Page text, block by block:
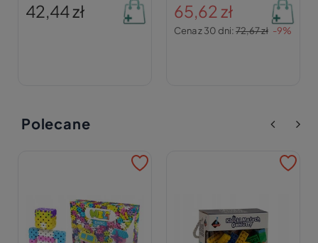
42,44 zł 65,62 zł
Cena z 30 dni:72,67 zł -9%
Polecane